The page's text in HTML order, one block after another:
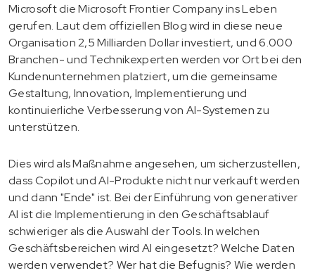
Microsoft die Microsoft Frontier Company ins Leben
gerufen. Laut dem offiziellen Blog wird in diese neue
Organisation 2,5 Milliarden Dollar investiert, und 6.000
Branchen- und Technikexperten werden vor Ort bei den
Kundenunternehmen platziert, um die gemeinsame
Gestaltung, Innovation, Implementierung und
kontinuierliche Verbesserung von AI-Systemen zu
unterstützen.
Dies wird als Maßnahme angesehen, um sicherzustellen,
dass Copilot und AI-Produkte nicht nur verkauft werden
und dann "Ende" ist. Bei der Einführung von generativer
AI ist die Implementierung in den Geschäftsablauf
schwieriger als die Auswahl der Tools. In welchen
Geschäftsbereichen wird AI eingesetzt? Welche Daten
werden verwendet? Wer hat die Befugnis? Wie werden